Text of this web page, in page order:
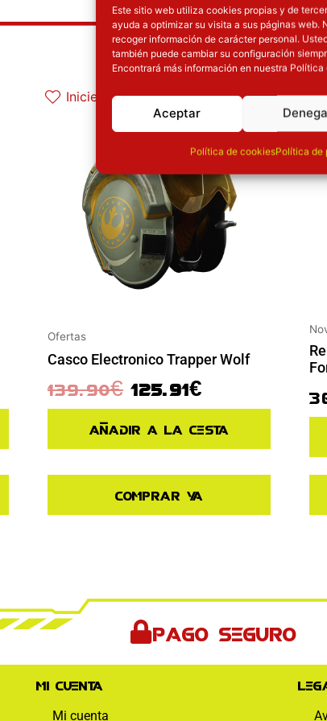
Este sitio web utiliza cookies propias y de
ayuda a optimizar su visita a sus páginas web.
recoger información de carácter personal.
también puede cambiar su configuración
Encontrará más información en nuestra Política
Aceptar
Política de cookiesPolítica de
Inicie sesión
Ofertas
Casco Electronico Trapper Wolf
139.90€ 125.91€
Añadir a la cesta
Comprar ya
Pago seguro
Mi cuenta
Mi cuenta